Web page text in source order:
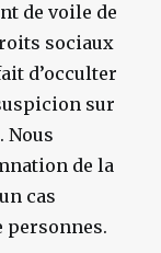
de voile de
sociaux
d’occulter
sur
Nous
de la
cas
personnes.